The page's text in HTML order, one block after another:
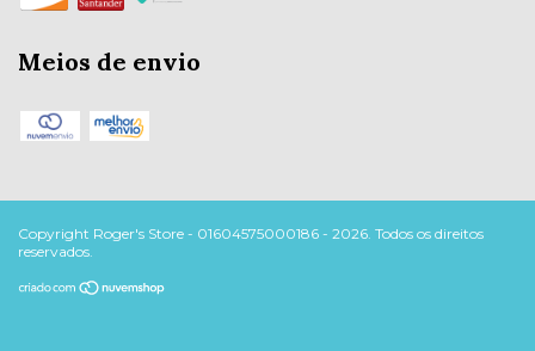
Meios de envio
Copyright Roger's Store - 01604575000186 - 2026. Todos os direitos
reservados.